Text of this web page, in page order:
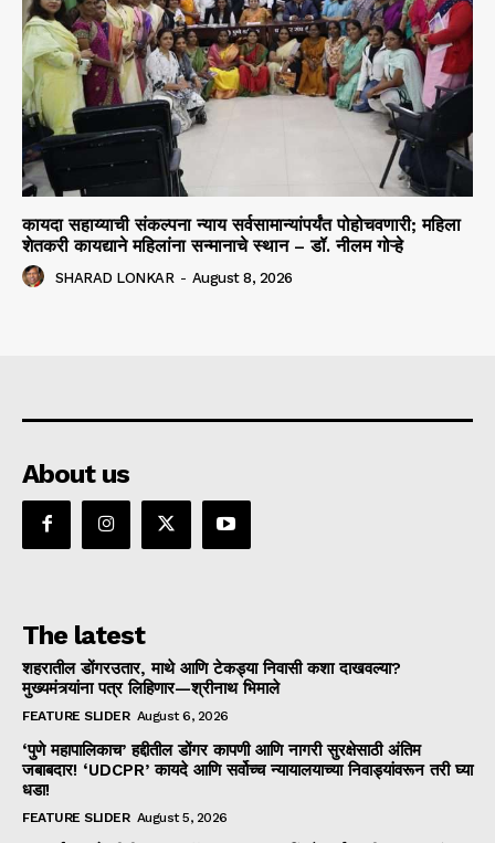
कायदा सहाय्याची संकल्पना न्याय सर्वसामान्यांपर्यंत पोहोचवणारी; महिला
शेतकरी कायद्याने महिलांना सन्मानाचे स्थान – डॉ. नीलम गोऱ्हे
SHARAD LONKAR - August 8, 2026
About us
The latest
शहरातील डोंगरउतार, माथे आणि टेकड्या निवासी कशा दाखवल्या?
मुख्यमंत्र्यांना पत्र लिहिणार—श्रीनाथ भिमाले
FEATURE SLIDER August 6, 2026
‘पुणे महापालिकाच’ हद्दीतील डोंगर कापणी आणि नागरी सुरक्षेसाठी अंतिम
जबाबदार! ‘UDCPR’ कायदे आणि सर्वोच्च न्यायालयाच्या निवाड्यांवरून तरी घ्या
धडा!
FEATURE SLIDER August 5, 2026